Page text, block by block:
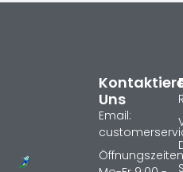
Uns
Email: